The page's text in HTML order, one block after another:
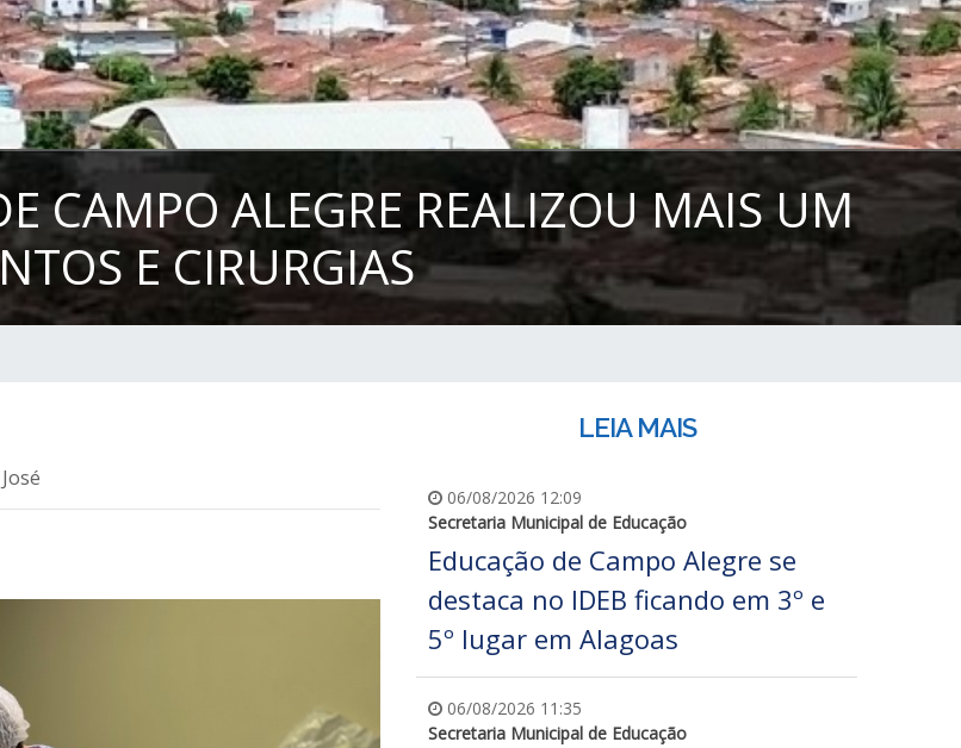
CAMPO ALEGRE REALIZOU MAIS UM
E CIRURGIAS
LEIA MAIS
06/08/2026 12:09
Secretaria Municipal de Educação
Educação de Campo Alegre se
destaca no IDEB ficando em 3º e
5º lugar em Alagoas
06/08/2026 11:35
Secretaria Municipal de Educação